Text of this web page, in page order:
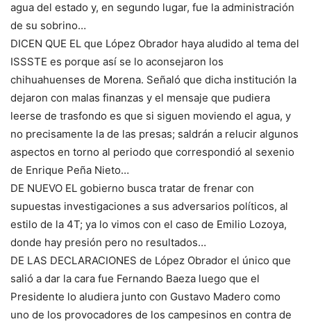
agua del estado y, en segundo lugar, fue la administración
de su sobrino…
DICEN QUE EL que López Obrador haya aludido al tema del
ISSSTE es porque así se lo aconsejaron los
chihuahuenses de Morena. Señaló que dicha institución la
dejaron con malas finanzas y el mensaje que pudiera
leerse de trasfondo es que si siguen moviendo el agua, y
no precisamente la de las presas; saldrán a relucir algunos
aspectos en torno al periodo que correspondió al sexenio
de Enrique Peña Nieto…
DE NUEVO EL gobierno busca tratar de frenar con
supuestas investigaciones a sus adversarios políticos, al
estilo de la 4T; ya lo vimos con el caso de Emilio Lozoya,
donde hay presión pero no resultados…
DE LAS DECLARACIONES de López Obrador el único que
salió a dar la cara fue Fernando Baeza luego que el
Presidente lo aludiera junto con Gustavo Madero como
uno de los provocadores de los campesinos en contra de